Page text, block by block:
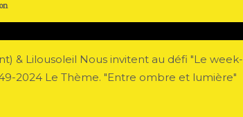
& Lilousoleil Nous invitent au défi "Le week-
2024 Le Thème. "Entre ombre et lumière"